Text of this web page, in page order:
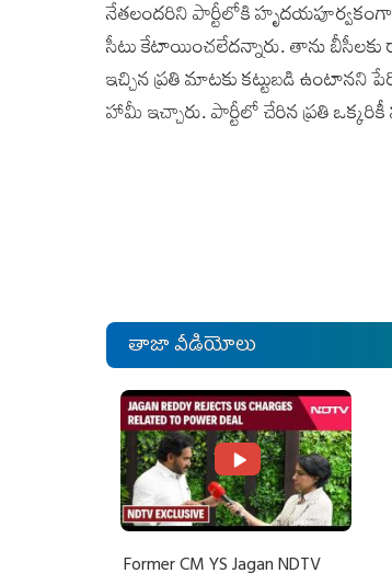
నేతలందరిని పార్టీలోకి హృదయపూర్వకంగా
సీటు కేటాయించ‌లేద‌న్నారు. తాను బీసీల‌కు
ఇచ్చిన ప్రతి మాటకు కట్టుబడి ఉంటానని
హామీ ఇచ్చారు. పార్టీలో చేరిన ప్రతి ఒక్కరికీ
తాజా వీడియోలు
Former CM YS Jagan NDTV